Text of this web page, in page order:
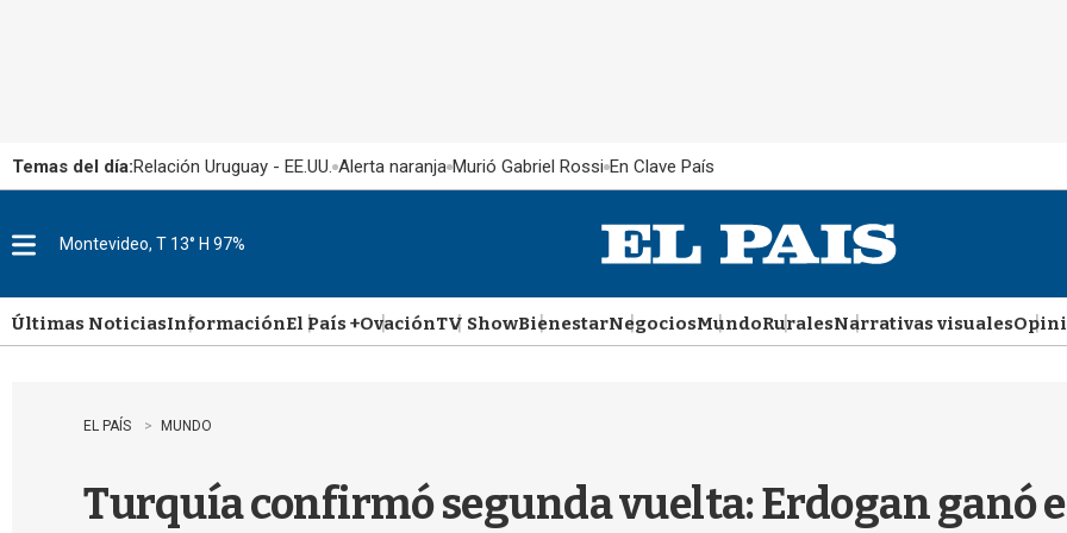
Temas del día:Relación Uruguay - EE.UU. Alerta naranja Murió Gabriel Rossi En Clave País
u
Montevideo, T 13° H 97%
Últimas NoticiasInformaciónEl País +OvaciónTV ShowBienestarNegociosMundoRuralesNarrativas visuales
EL PAÍS MUNDO
Turquía confirmó segunda vuelta: Erdogan ganó